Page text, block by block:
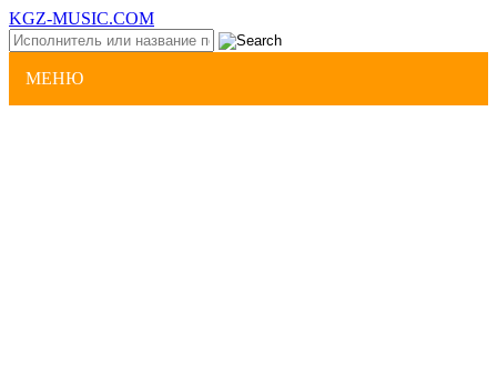
KGZ-MUSIC.COM
МЕНЮ